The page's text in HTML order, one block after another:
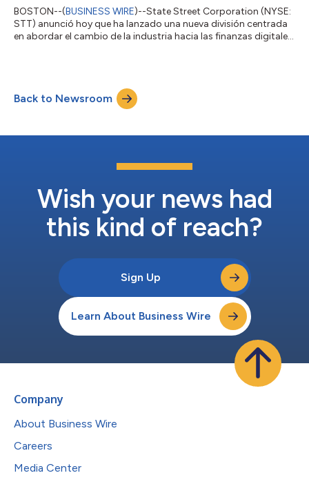
BOSTON--(BUSINESS WIRE)--State Street Corporation (NYSE:
STT) anunció hoy que ha lanzado una nueva división centrada
en abordar el cambio de la industria hacia las finanzas digitales.
director de operaciones de State Street Corporation. “El sector
financiero se está transformando en una economía digital, y
Back to Newsroom
Wish your news had
this kind of reach?
Sign Up
Learn About Business Wire
Company
About Business Wire
Careers
Media Center